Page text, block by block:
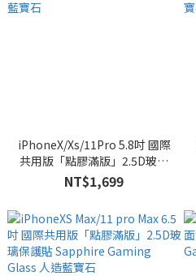
iPhoneX/Xs/11Pro 5.8吋 國際
共用版「點膠滿版」2.5D玻璃
保護貼 Sapphire Gaming
Glass 人造藍寶石
NT$1,699